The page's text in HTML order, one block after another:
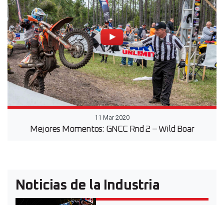
11 Mar 2020
Mejores Momentos: GNCC Rnd 2 – Wild Boar
Noticias de la Industria